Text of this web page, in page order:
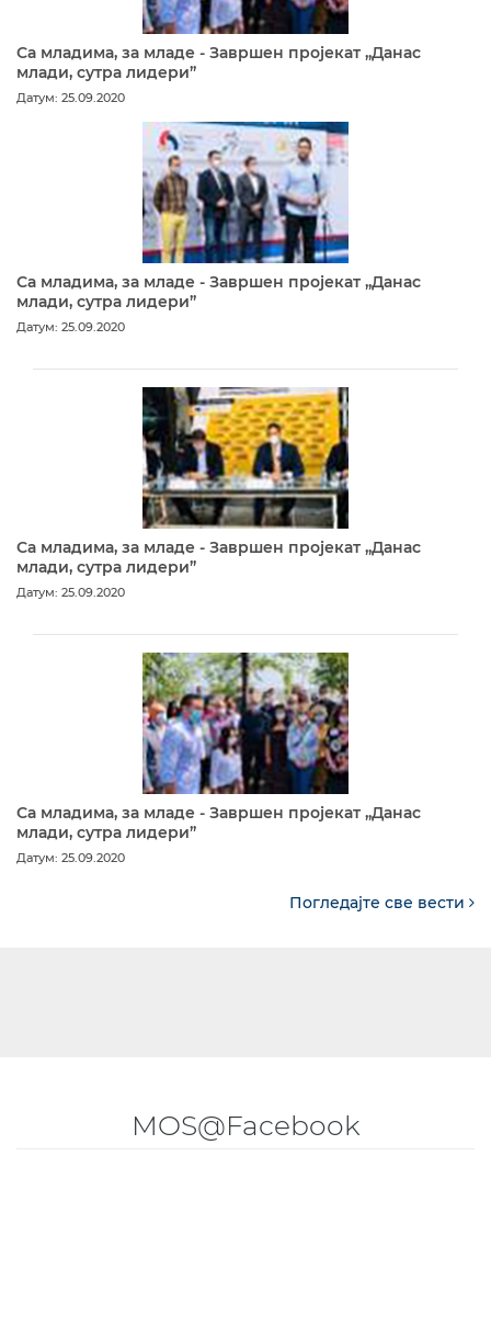
Са младима, за младе - Завршен пројекат „Данас
млади, сутра лидери”
Датум: 25.09.2020
Са младима, за младе - Завршен пројекат „Данас
млади, сутра лидери”
Датум: 25.09.2020
Са младима, за младе - Завршен пројекат „Данас
млади, сутра лидери”
Датум: 25.09.2020
Са младима, за младе - Завршен пројекат „Данас
млади, сутра лидери”
Датум: 25.09.2020
Погледајте све вести
MOS@Facebook